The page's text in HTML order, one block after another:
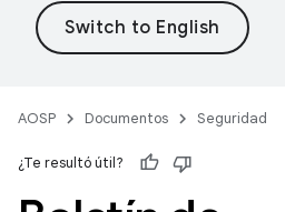
AOSP Documentos Seguridad
¿Te resultó útil?